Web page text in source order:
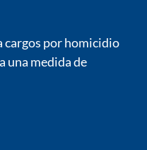
cargos por homicidio
una medida de